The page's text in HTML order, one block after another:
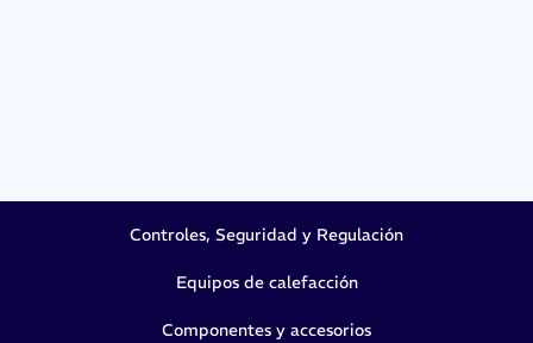
Controles, Seguridad y Regulación
Equipos de calefacción
Componentes y accesorios